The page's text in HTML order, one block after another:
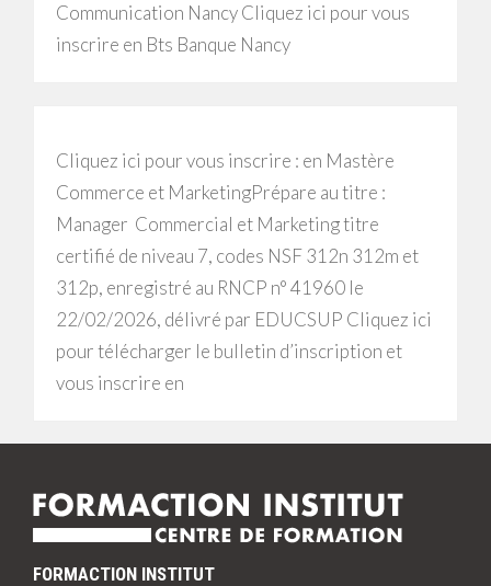
Communication Nancy Cliquez ici pour vous
inscrire en Bts Banque Nancy
Cliquez ici pour vous inscrire : en Mastère
Commerce et MarketingPrépare au titre :
Manager Commercial et Marketing titre
certifié de niveau 7, codes NSF 312n 312m et
312p, enregistré au RNCP n° 41960 le
22/02/2026, délivré par EDUCSUP Cliquez ici
pour télécharger le bulletin d’inscription et
vous inscrire en
FORMACTION INSTITUT